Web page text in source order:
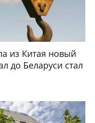
из Китая новый
до Беларуси стал